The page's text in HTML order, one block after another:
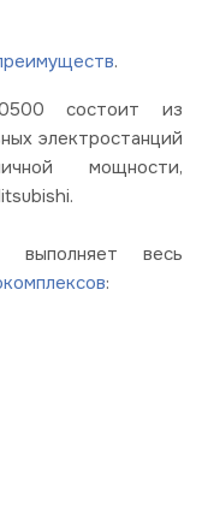
.
состоит из
электростанций
мощности,
выполняет весь
: